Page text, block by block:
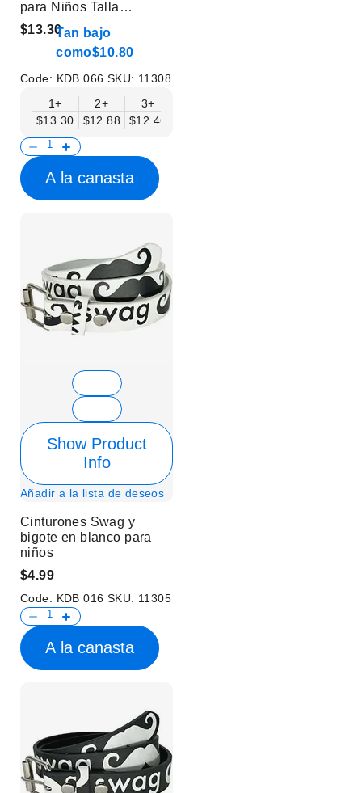
para Niños Talla
Pequeña
$13.30Tan bajo
como$10.80
Code: KDB 066 SKU: 11308
1+
$13.30
2+
$12.88
3+
$12.46
A la canasta
Show Product
Info
Añadir a la lista de deseos
Cinturones Swag y
bigote en blanco para
niños
$4.99
Code: KDB 016 SKU: 11305
A la canasta